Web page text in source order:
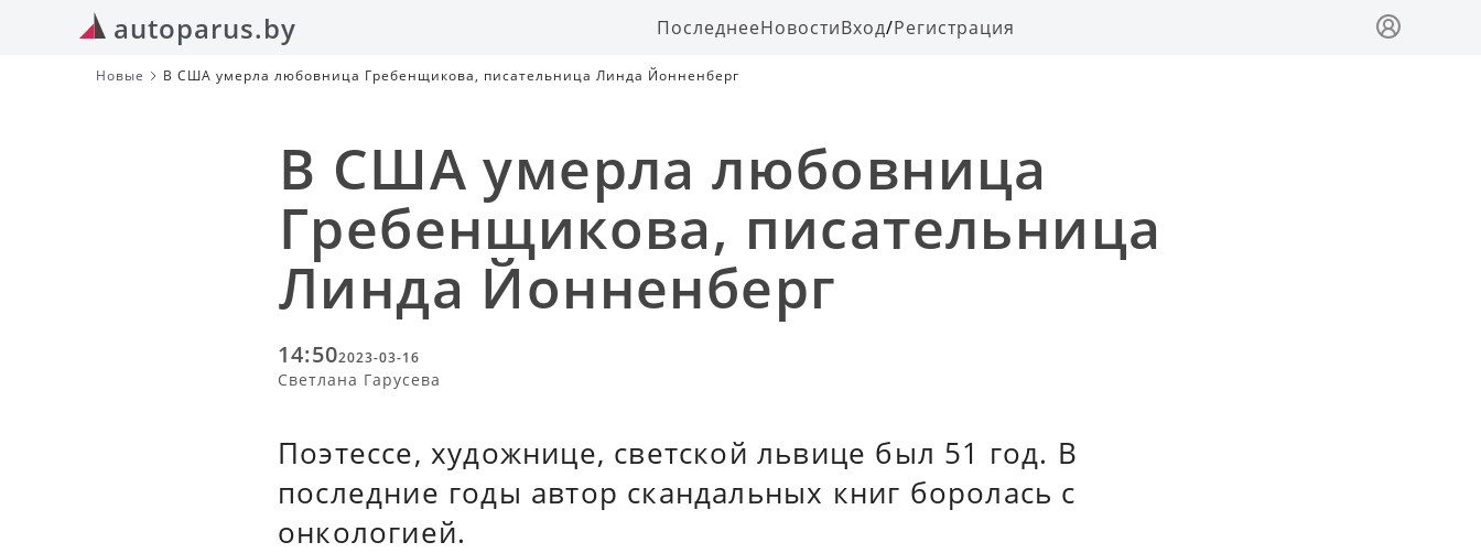
autoparus.by ПоследнееНовостиВход/Регистрация
Новые В США умерла любовница Гребенщикова, писательница Линда Йонненберг
В США умерла любовница
Гребенщикова, писательница
Линда Йонненберг
14:502023-03-16
Светлана Гарусева
Поэтессе, художнице, светской львице был 51 год. В
последние годы автор скандальных книг боролась с
онкологией.